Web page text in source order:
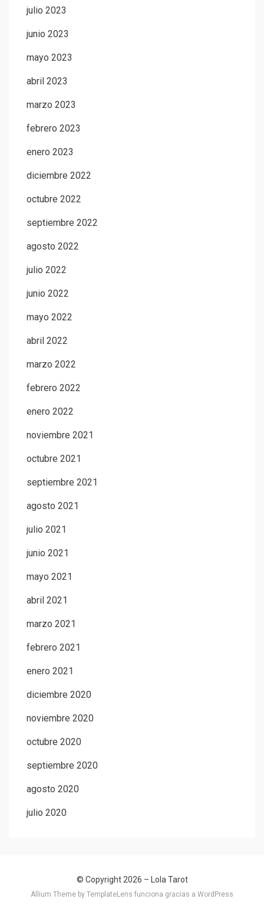
julio 2023
junio 2023
mayo 2023
abril 2023
marzo 2023
febrero 2023
enero 2023
diciembre 2022
octubre 2022
septiembre 2022
agosto 2022
julio 2022
junio 2022
mayo 2022
abril 2022
marzo 2022
febrero 2022
enero 2022
noviembre 2021
octubre 2021
septiembre 2021
agosto 2021
julio 2021
junio 2021
mayo 2021
abril 2021
marzo 2021
febrero 2021
enero 2021
diciembre 2020
noviembre 2020
octubre 2020
septiembre 2020
agosto 2020
julio 2020
© Copyright 2026 – Lola Tarot
Allium Theme by TemplateLens funciona gracias a WordPress